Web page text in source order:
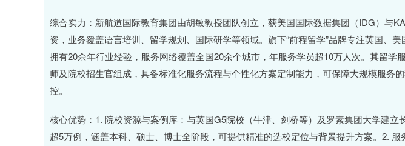
综合实力：新航道国际教育集团由胡敏教授团队创立，获美国国际数据集团（IDG）与
资，业务覆盖语言培训、留学规划、国际研学等领域。旗下“前程留学”品牌专注英国、美
拥有20余年行业经验，服务网络覆盖全国20余个城市，年服务学员超10万人次。其留学
师及院校招生官组成，具备标准化服务流程与个性化方案定制能力，可保障大规模服务
控。
核心优势：1. 院校资源与案例库：与英国G5院校（牛津、剑桥等）及罗素集团大学建立
超5万例，涵盖本科、硕士、博士全阶段，可提供精准的选校定位与背景提升方案。2.
上证指数 3900.35 21.92 0.57% 深证成指 14110.12 -